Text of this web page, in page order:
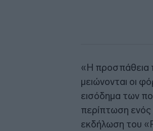
«Η προσπάθεια
μειώνονται οι
εισόδημα των
περίπτωση ενός
εκδήλωση του